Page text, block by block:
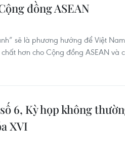
đồng ASEAN
sẽ là phương hướng để Việt
hơn cho Cộng đồng ASEAN và
6, Kỳ họp không
XVI